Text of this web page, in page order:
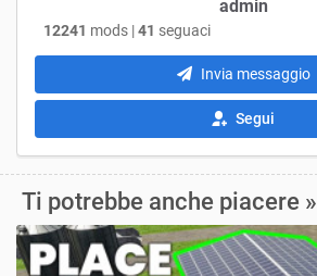
admin
12241 mods |41 seguaci
Invia messaggio
Segui
Ti potrebbe anche piacere »